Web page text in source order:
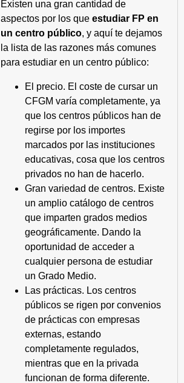
Existen una gran cantidad de
aspectos por los que estudiar FP en
un centro público, y aquí te dejamos
la lista de las razones más comunes
para estudiar en un centro público:
El precio. El coste de cursar un
CFGM varía completamente, ya
que los centros públicos han de
regirse por los importes
marcados por las instituciones
educativas, cosa que los centros
privados no han de hacerlo.
Gran variedad de centros. Existe
un amplio catálogo de centros
que imparten grados medios
geográficamente. Dando la
oportunidad de acceder a
cualquier persona de estudiar
un Grado Medio.
Las prácticas. Los centros
públicos se rigen por convenios
de prácticas con empresas
externas, estando
completamente regulados,
mientras que en la privada
funcionan de forma diferente.